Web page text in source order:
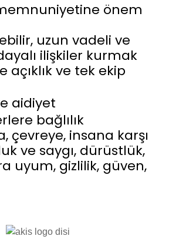
önem
uzun vadeli ve
ilişkiler kurmak
açıklık ve tek ekip
aidiyet
bağlılık
çevreye, insana karşı
ve saygı, dürüstlük,
uyum, gizlilik, güven,